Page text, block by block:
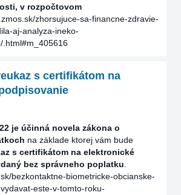
v rozpočtovom
zhorsujuce-sa-financne-zdravie-
aj-analyza-ineko-
.html#m_405616
s certifikátom na
je účinná novela zákona o
na základe ktorej vám bude
s certifikátom na elektronické
bez správneho poplatku
bezkontaktne-biometricke-obcianske-
este-v-tomto-roku-